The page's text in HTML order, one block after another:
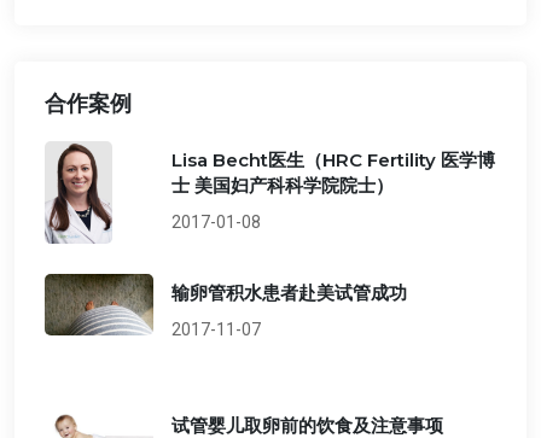
合作案例
Lisa Becht医生（HRC Fertility 医学博
士 美国妇产科科学院院士）
2017-01-08
输卵管积水患者赴美试管成功
2017-11-07
试管婴儿取卵前的饮食及注意事项